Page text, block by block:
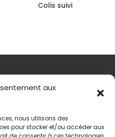
aux
nous utilisons des
pour stocker et/ou accéder aux
Colis suivi
Lyon